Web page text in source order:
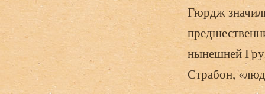
Гюрдж
нынешней
Страбон,